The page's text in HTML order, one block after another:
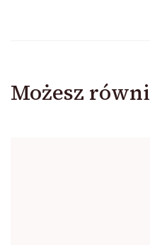
Możesz